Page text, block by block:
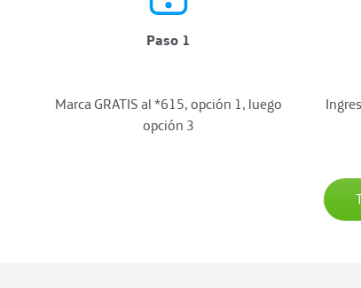
Paso 1
Marca GRATIS al *615, opción 1, luego
opción 3